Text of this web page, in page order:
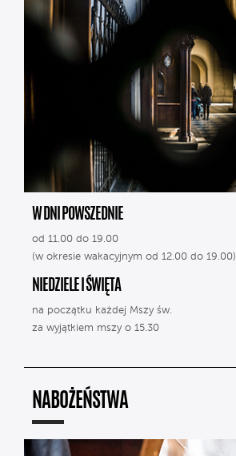
W DNI POWSZEDNIE
od 11.00 do 19.00
(w okresie wakacyjnym od 12.00 do 19.00)
NIEDZIELE I ŚWIĘTA
na początku każdej Mszy św.
za wyjątkiem mszy o 15.30
NABOŻEŃSTWA